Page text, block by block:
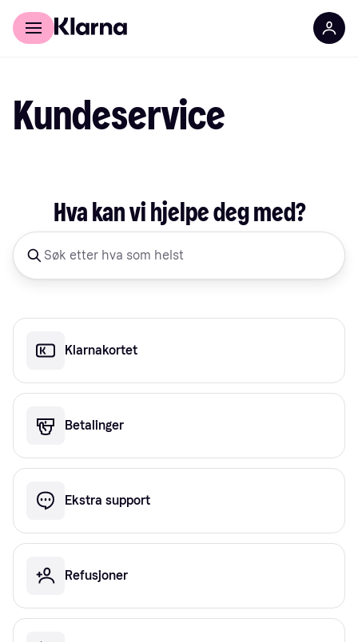
For kunder
Kundeservice
Hva kan vi hjelpe deg med?
Klarnakortet
Betalinger
Ekstra support
Refusjoner